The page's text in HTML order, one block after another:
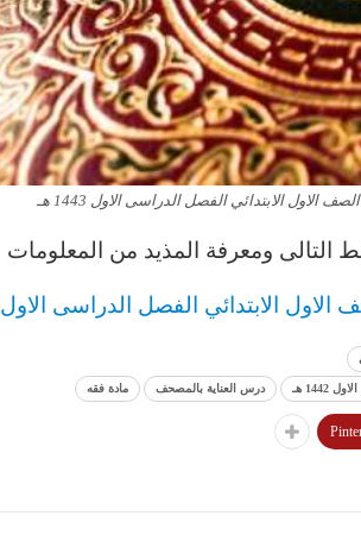
الابتدائي الفصل الدراسى الاول 1443 هـ
التالى ومعرفة المذيد من المعلومات
الاول الابتدائي الفصل الدراسى الاول 1443 هـ
هـ درس العناية بالمصحف مادة فقه